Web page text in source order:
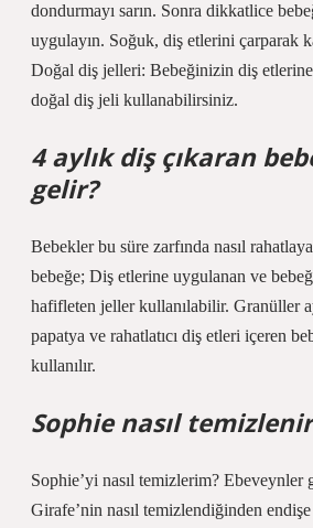
dondurmayı sarın. Sonra dikkatlice
uygulayın. Soğuk, diş etlerini çarparak
Doğal diş jelleri: Bebeğinizin diş
doğal diş jeli kullanabilirsiniz.
4 aylık diş çıkaran
gelir?
Bebekler bu süre zarfında nasıl
bebeğe; Diş etlerine uygulanan ve
hafifleten jeller kullanılabilir. Granüller
papatya ve rahatlatıcı diş etleri içeren
kullanılır.
Sophie nasıl
Sophie’yi nasıl temizlerim? Ebeveynler
Girafe’nin nasıl temizlendiğinden